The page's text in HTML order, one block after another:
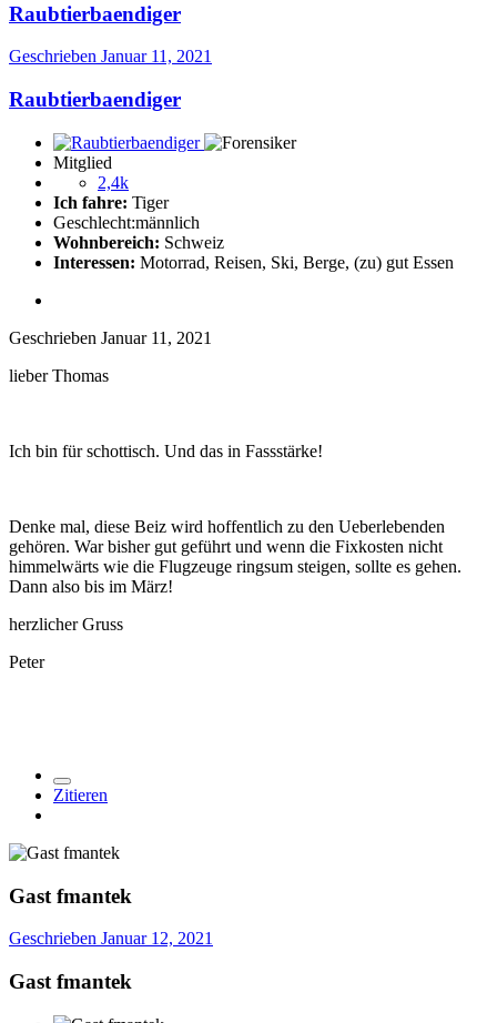
Raubtierbaendiger
Geschrieben Januar 11, 2021
Raubtierbaendiger
Mitglied
2,4k
Ich fahre: Tiger
Geschlecht:männlich
Wohnbereich: Schweiz
Interessen: Motorrad, Reisen, Ski, Berge, (zu) gut Essen
Geschrieben Januar 11, 2021
lieber Thomas
Ich bin für schottisch. Und das in Fassstärke!
Denke mal, diese Beiz wird hoffentlich zu den Ueberlebenden
gehören. War bisher gut geführt und wenn die Fixkosten nicht
himmelwärts wie die Flugzeuge ringsum steigen, sollte es gehen.
Dann also bis im März!
herzlicher Gruss
Peter
Zitieren
Gast fmantek
Geschrieben Januar 12, 2021
Gast fmantek